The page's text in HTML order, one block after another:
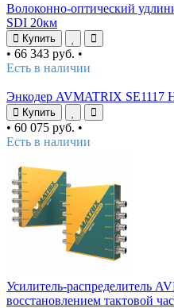
Волоконно-оптический
SDI 20км
Купить
• 66 343 руб. •
Есть в наличии
Энкодер AVMATRIX SE1117
Купить
• 60 075 руб. •
Есть в наличии
Усилитель-распределитель
восстановлением тактовой